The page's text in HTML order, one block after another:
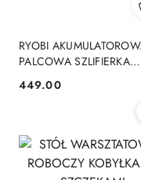
RYOBI
PALCOWA SZLIFIERKA
TAŚMOWY R18PF-0
Cena:
449.00